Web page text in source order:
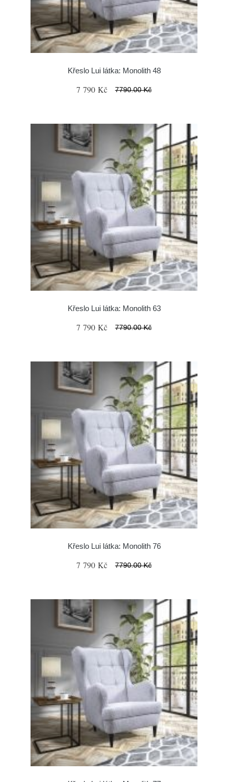
Křeslo Lui látka: Monolith 48
7 790 Kč 7790.00 Kč
Křeslo Lui látka: Monolith 63
7 790 Kč 7790.00 Kč
Křeslo Lui látka: Monolith 76
7 790 Kč 7790.00 Kč